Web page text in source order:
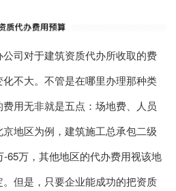
司对于建筑资质代办所收取的费
不大。不管是在哪里办理那种类
用无非就是五点：场地费、人员
地区为例，建筑施工总承包二级
65万，其他地区的代办费用视该地
但是，只要企业能成功的把资质